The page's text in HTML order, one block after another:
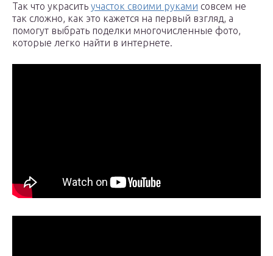
Так что украсить участок своими руками совсем не
так сложно, как это кажется на первый взгляд, а
помогут выбрать поделки многочисленные фото,
которые легко найти в интернете.